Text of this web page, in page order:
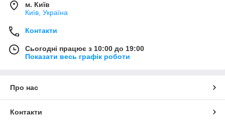
м. Київ
Київ, Україна
Контакти
Сьогодні працює з 10:00 до 19:00
Показати весь графік роботи
Про нас
Контакти